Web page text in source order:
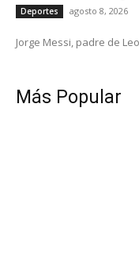
Deportes agosto 8, 2026
Jorge Messi, padre de
Más Popular